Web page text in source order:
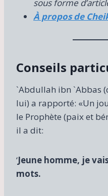
sous forme
À propos de
Conseils
`Abdullah ibn `Abbas
lui) a rapporté: «Un
le Prophète (paix et
il a dit:
‘Jeune homme, je
mots.